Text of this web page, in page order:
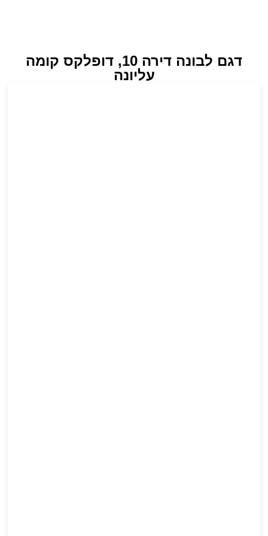
דגם לבונה דירה 10, דופלקס קומה
עליונה